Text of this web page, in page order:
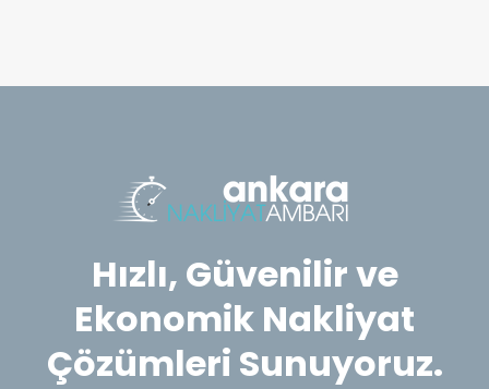
Hızlı, Güvenilir ve
Ekonomik Nakliyat
Çözümleri Sunuyoruz.